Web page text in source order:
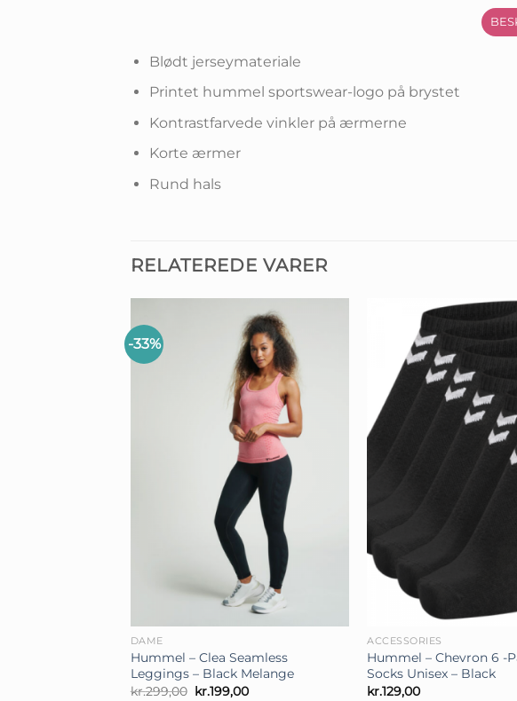
Blødt jerseymateriale
Printet hummel sportswear-logo på brystet
Kontrastfarvede vinkler på ærmerne
Korte ærmer
Rund hals
RELATEREDE VARER
-33%
DAME
Hummel – Clea Seamless
Leggings – Black Melange
kr.299,00 Den
kr.199,00Den
ACCESSORIES
Hummel – Chevron 6 -
Socks Unisex – Black
kr.129,00